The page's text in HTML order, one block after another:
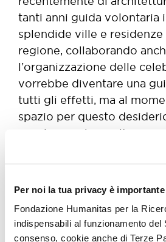
Per noi la tua privacy è importante
Fondazione Humanitas per la
indispensabili al funzionamento
consenso, cookie anche di Terze
tanti anni guida volontaria
splendide ville e residenze
regione, collaborando
l’organizzazione delle
vorrebbe diventare una
tutti gli effetti, ma al
spazio per questo
ama la assorbe molto e
il tempo libero al suo
la sua metà della mela, alla
impastare che condivideva
la nonna materna,